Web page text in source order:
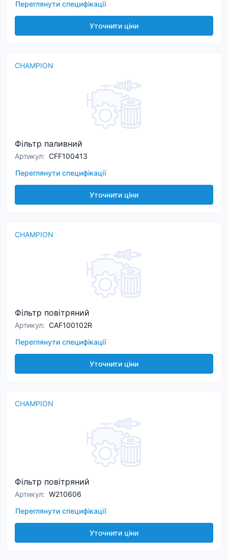
Переглянути специфікації
Уточнити ціни
CHAMPION
Фільтр паливний
Артикул: CFF100413
Переглянути специфікації
Уточнити ціни
CHAMPION
Фільтр повітряний
Артикул: CAF100102R
Переглянути специфікації
Уточнити ціни
CHAMPION
Фільтр повітряний
Артикул: W210606
Переглянути специфікації
Уточнити ціни